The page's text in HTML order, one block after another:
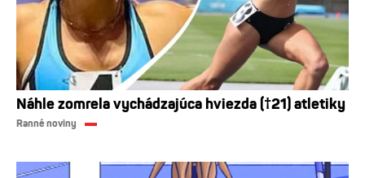
Náhle zomrela vychádzajúca hviezda (†21) atletiky
Ranné noviny